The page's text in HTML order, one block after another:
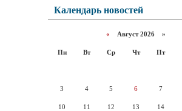
Календарь новостей
« Август 2026 »
Пн Вт Ср Чт Пт
3 4 5 6 7
10 11 12 13 14